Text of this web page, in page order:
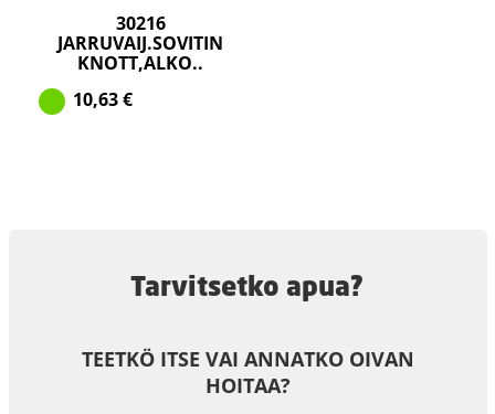
30216
JARRUVAIJ.SOVITIN
KNOTT,ALKO..
10,63€
Tarvitsetko apua?
TEETKÖ ITSE VAI ANNATKO OIVAN
HOITAA?